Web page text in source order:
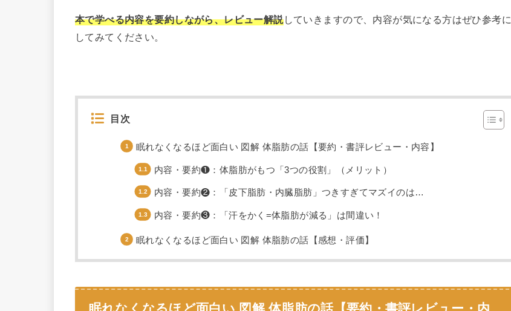
本で学べる内容を要約しながら、レビュー解説していきますので、内容が気になる方はぜひ参考に
してみてください。
目次
眠れなくなるほど面白い 図解 体脂肪の話【要約・書評レビュー・内容】
内容・要約❶：体脂肪がもつ「3つの役割」（メリット）
内容・要約❷：「皮下脂肪・内臓脂肪」つきすぎてマズイのは…
内容・要約❸：「汗をかく=体脂肪が減る」は間違い！
眠れなくなるほど面白い 図解 体脂肪の話【感想・評価】
眠れなくなるほど面白い 図解 体脂肪の話【要約・書評レビュー・内